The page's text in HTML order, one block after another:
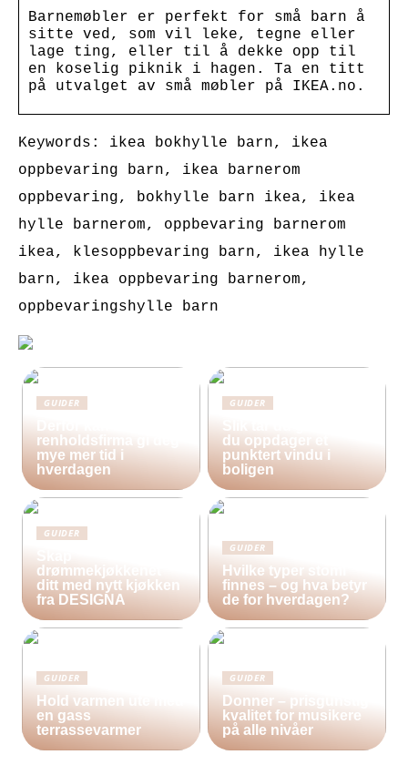
Barnemøbler er perfekt for små barn å
sitte ved, som vil leke, tegne eller
lage ting, eller til å dekke opp til
en koselig piknik i hagen. Ta en titt
på utvalget av små møbler på IKEA.no.
Keywords: ikea bokhylle barn, ikea
oppbevaring barn, ikea barnerom
oppbevaring, bokhylle barn ikea, ikea
hylle barnerom, oppbevaring barnerom
ikea, klesoppbevaring barn, ikea hylle
barn, ikea oppbevaring barnerom,
oppbevaringshylle barn
GUIDER
renholdsfirma gi deg
mye mer tid i
hverdagen
GUIDER
du oppdager et
punktert vindu i
boligen
GUIDER
drømmekjøkkenet
ditt med nytt kjøkken
fra DESIGNA
GUIDER
Hvilke typer stomi
finnes – og hva betyr
de for hverdagen?
GUIDER
Hold varmen ute med
en gass
terrassevarmer
GUIDER
Donner – prisgunstig
kvalitet for musikere
på alle nivåer